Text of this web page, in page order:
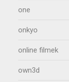
one
onkyo
online filmek
own3d